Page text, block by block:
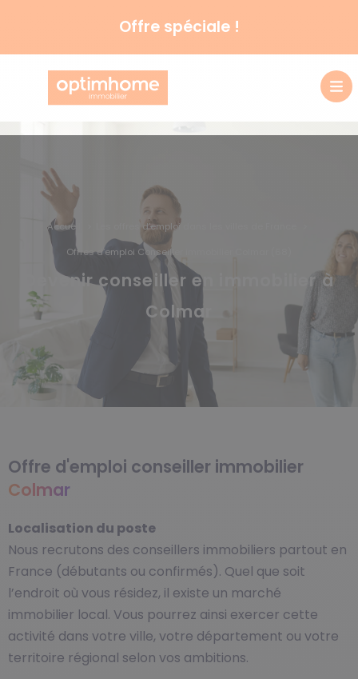
Offre spéciale !
Accueil
Les offres d’emploi dans les villes de France
Offres d’emploi Conseiller immobilier Colmar (68)
Devenir conseiller en immobilier à
Colmar
Offre d'emploi conseiller immobilier
Colmar
Localisation du poste
Nous recrutons des conseillers immobiliers partout en
France (débutants ou confirmés). Quel que soit
l’endroit où vous résidez, il existe un marché
immobilier local. Vous pourrez ainsi exercer cette
activité dans votre ville, votre département ou votre
territoire régional selon vos ambitions.